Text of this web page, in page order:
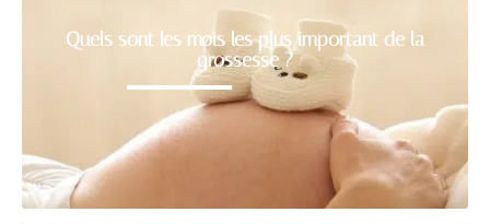
Quels sont les mois les plus important de la
grossesse ?